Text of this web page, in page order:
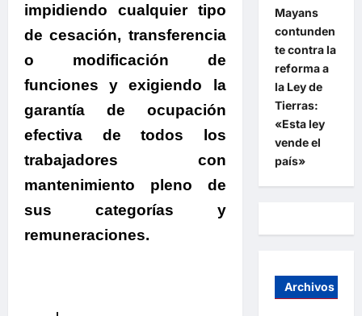
impidiendo cualquier tipo
de cesación, transferencia
o modificación de
funciones y exigiendo la
garantía de ocupación
efectiva de todos los
trabajadores con
mantenimiento pleno de
sus categorías y
remuneraciones.
Mayans
contunden
te contra la
reforma a
la Ley de
Tierras:
«Esta ley
vende el
país»
Archivos